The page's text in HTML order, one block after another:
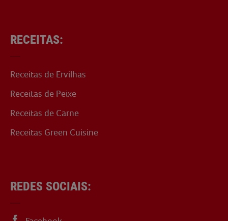
RECEITAS:
Receitas de Ervilhas
Receitas de Peixe
Receitas de Carne
Receitas Green Cuisine
REDES SOCIAIS: